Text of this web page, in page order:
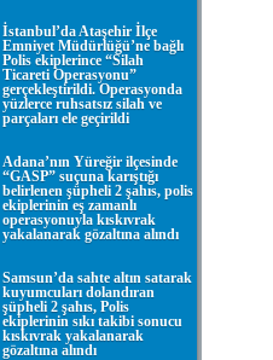
İstanbul’da Ataşehir İlçe
Emniyet Müdürlüğü’ne bağlı
Polis ekiplerince “Silah
Ticareti Operasyonu”
gerçekleştirildi. Operasyonda
yüzlerce ruhsatsız silah ve
parçaları ele geçirildi
Adana’nın Yüreğir ilçesinde
“GASP” suçuna karıştığı
belirlenen şüpheli 2 şahıs, polis
ekiplerinin eş zamanlı
operasyonuyla kıskıvrak
yakalanarak gözaltına alındı
Samsun’da sahte altın satarak
kuyumcuları dolandıran
şüpheli 2 şahıs, Polis
ekiplerinin sıkı takibi sonucu
kıskıvrak yakalanarak
gözaltına alındı